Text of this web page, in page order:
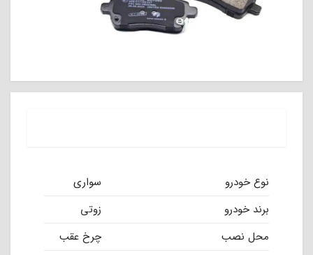
نوع خودرو
سواری
برند خودرو
زوتی
محل نصب
چرخ عقب